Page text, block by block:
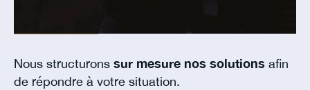
Nous structurons sur mesure nos solutions afin
de répondre à votre situation.